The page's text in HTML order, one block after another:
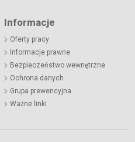
Informacje
Oferty pracy
Informacje prawne
Bezpieczeństwo wewnętrzne
Ochrona danych
Grupa prewencyjna
Ważne linki